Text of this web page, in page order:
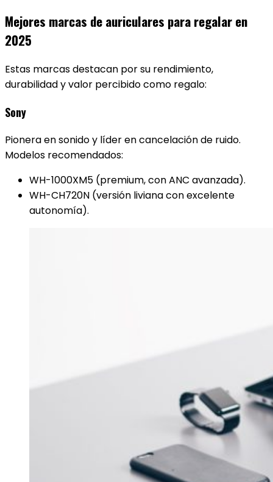
Mejores marcas de auriculares para regalar en
2025
Estas marcas destacan por su rendimiento,
durabilidad y valor percibido como regalo:
Sony
Pionera en sonido y líder en cancelación de ruido.
Modelos recomendados:
WH-1000XM5 (premium, con ANC avanzada).
WH-CH720N (versión liviana con excelente
autonomía).